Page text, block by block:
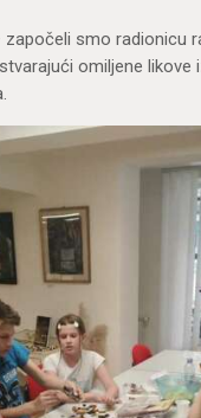
započeli smo radionicu
omiljene likove